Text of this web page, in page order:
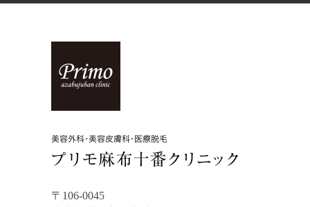
ら白い瘢痕に変化します。3〜6ヵ月
きます。肋軟骨採取部には、6ヵ月
程度専用テープを貼付いたします。
鼻先の感覚が鈍くなる
ありますが、多くは一時的です。経
過とともに改善していきます。
手術後、鼻出血がみられることがあ
物の除去などの処置が必要です。再
した後行います。その場合は肋軟骨
鼻先は軟骨移植を行うため、もとも
との鼻より硬くなります。状態が落
〒106-0045